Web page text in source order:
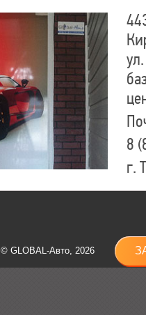
8
г.
8
© GLOBAL-Авто, 2026